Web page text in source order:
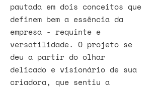
pautada em dois conceitos que
definem bem a essência da
empresa - requinte e
versatilidade. O projeto se
deu a partir do olhar
delicado e visionário de sua
criadora, que sentiu a